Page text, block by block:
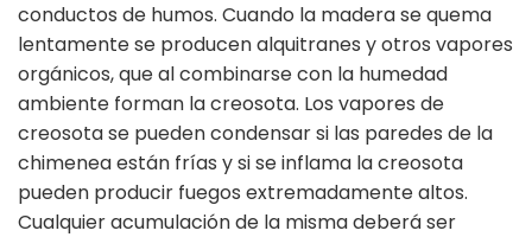
conductos de humos. Cuando la madera se quema
lentamente se producen alquitranes y otros vapores
orgánicos, que al combinarse con la humedad
ambiente forman la creosota. Los vapores de
creosota se pueden condensar si las paredes de la
chimenea están frías y si se inflama la creosota
pueden producir fuegos extremadamente altos.
Cualquier acumulación de la misma deberá ser